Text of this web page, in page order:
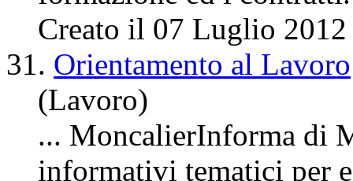
Creato il 07 Luglio 2012
31. Orientamento al Lavoro
(Lavoro)
... MoncalierInforma di
informativi tematici per